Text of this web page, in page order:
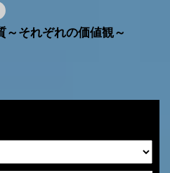
～それぞれの価値観～